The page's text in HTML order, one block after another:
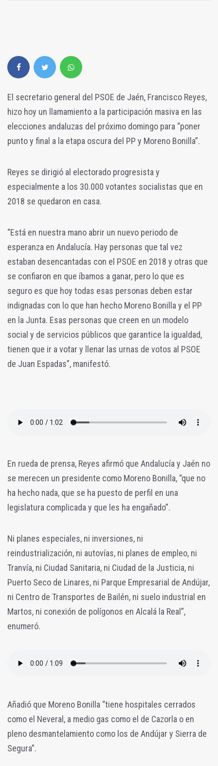
El secretario general del PSOE de Jaén, Francisco Reyes,
hizo hoy un llamamiento a la participación masiva en las
elecciones andaluzas del próximo domingo para “poner
punto y final a la etapa oscura del PP y Moreno Bonilla”.
Reyes se dirigió al electorado progresista y
especialmente a los 30.000 votantes socialistas que en
2018 se quedaron en casa.
“Está en nuestra mano abrir un nuevo periodo de
esperanza en Andalucía. Hay personas que tal vez
estaban desencantadas con el PSOE en 2018 y otras que
se confiaron en que íbamos a ganar, pero lo que es
seguro es que hoy todas esas personas deben estar
indignadas con lo que han hecho Moreno Bonilla y el PP
en la Junta. Esas personas que creen en un modelo
social y de servicios públicos que garantice la igualdad,
tienen que ir a votar y llenar las urnas de votos al PSOE
de Juan Espadas”, manifestó.
En rueda de prensa, Reyes afirmó que Andalucía y Jaén no
se merecen un presidente como Moreno Bonilla, “que no
ha hecho nada, que se ha puesto de perfil en una
legislatura complicada y que les ha engañado”.
Ni planes especiales, ni inversiones, ni
reindustrialización, ni autovías, ni planes de empleo, ni
Tranvía, ni Ciudad Sanitaria, ni Ciudad de la Justicia, ni
Puerto Seco de Linares, ni Parque Empresarial de Andújar,
ni Centro de Transportes de Bailén, ni suelo industrial en
Martos, ni conexión de polígonos en Alcalá la Real”,
enumeró.
Añadió que Moreno Bonilla “tiene hospitales cerrados
como el Neveral, a medio gas como el de Cazorla o en
pleno desmantelamiento como los de Andújar y Sierra de
Segura”.